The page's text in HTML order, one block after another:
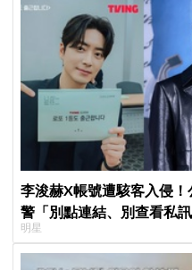
李浚赫X帳號遭駭客入侵！
警「別點連結、別查看私
了
明星